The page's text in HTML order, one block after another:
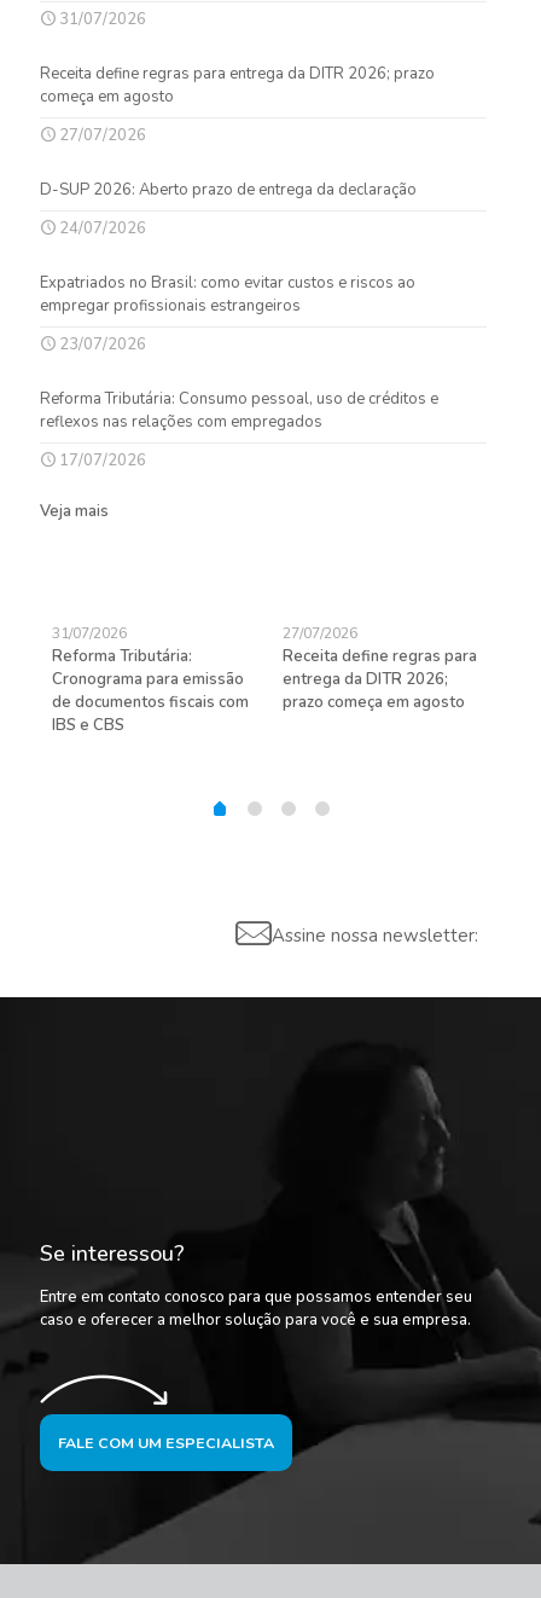
31/07/2026
Receita define regras para entrega da DITR 2026; prazo
começa em agosto
27/07/2026
D-SUP 2026: Aberto prazo de entrega da declaração
24/07/2026
Expatriados no Brasil: como evitar custos e riscos ao
empregar profissionais estrangeiros
23/07/2026
Reforma Tributária: Consumo pessoal, uso de créditos e
reflexos nas relações com empregados
17/07/2026
Veja mais
31/07/2026
Reforma Tributária:
Cronograma para emissão
de documentos fiscais com
IBS e CBS
27/07/2026
Receita define regras para
entrega da DITR 2026;
prazo começa em agosto
Assine nossa newsletter:
Se interessou?
Entre em contato conosco para que possamos entender seu
caso e oferecer a melhor solução para você e sua empresa.
FALE COM UM ESPECIALISTA